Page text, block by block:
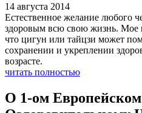
14 августа 2014
Естественное желание любого
здоровым всю свою жизнь. Мое
что цигун или тайцзи может
сохранении и укреплении
возрасте.
читать полностью
О 1-ом